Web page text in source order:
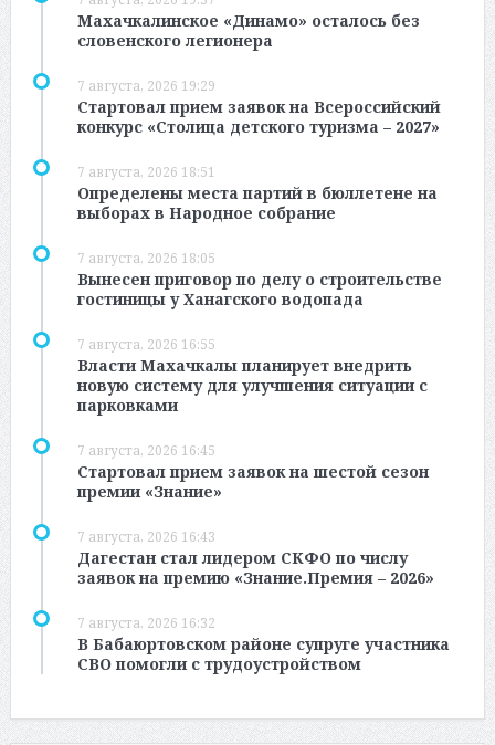
Махачкалинское «Динамо» осталось без
словенского легионера
7 августа, 2026 19:29
Стартовал прием заявок на Всероссийский
конкурс «Столица детского туризма – 2027»
7 августа, 2026 18:51
Определены места партий в бюллетене на
выборах в Народное собрание
7 августа, 2026 18:05
Вынесен приговор по делу о строительстве
гостиницы у Ханагского водопада
7 августа, 2026 16:55
Власти Махачкалы планирует внедрить
новую систему для улучшения ситуации с
парковками
7 августа, 2026 16:45
Стартовал прием заявок на шестой сезон
премии «Знание»
7 августа, 2026 16:43
Дагестан стал лидером СКФО по числу
заявок на премию «Знание.Премия – 2026»
7 августа, 2026 16:32
В Бабаюртовском районе супруге участника
СВО помогли с трудоустройством